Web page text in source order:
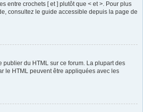
entre crochets [ et ] plutôt que < et >. Pour plus
consultez le guide accessible depuis la page de
publier du HTML sur ce forum. La plupart des
le HTML peuvent être appliquées avec les